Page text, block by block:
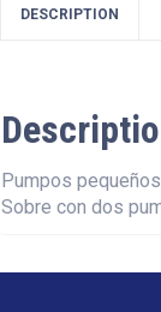
DESCRIPTION
Pumpos
Sobre con dos